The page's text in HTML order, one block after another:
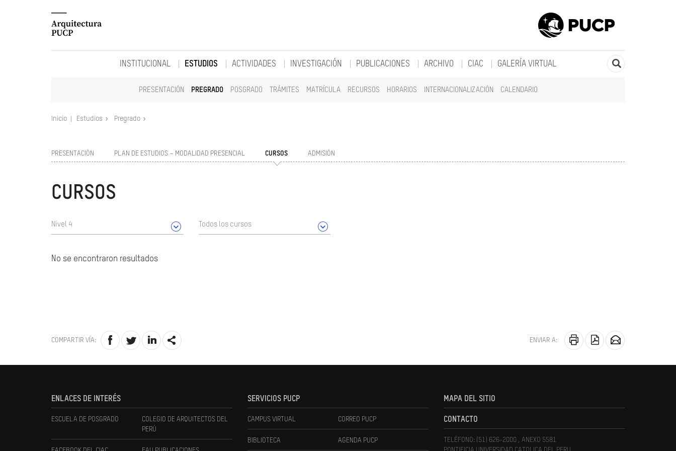
INSTITUCIONAL ESTUDIOS
PRESENTACIÓN PREGRADO POSGRADO TRÁMITES MATRÍCULA RECURSOS HORARIOS INTERNACIONALIZACIÓN CALENDARIO
ACTIVIDADES INVESTIGACIÓN PUBLICACIONES ARCHIVO CIAC GALERÍA VIRTUAL
Inicio Estudios Pregrado
PRESENTACIÓN PLAN DE ESTUDIOS – MODALIDAD PRESENCIAL CURSOS ADMISIÓN
CURSOS
Nivel 4 Todos los cursos
No se encontraron resultados
COMPARTIR VÍA: ENVIAR A:
ENLACES DE INTERÉS
ESCUELA DE POSGRADO
COLEGIO DE ARQUITECTOS DEL
PERÚ
SERVICIOS PUCP
CAMPUS VIRTUAL CORREO PUCP
BIBLIOTECA AGENDA PUCP
MAPA DEL SITIO
CONTACTO
TELÉFONO: (51) 626-2000 , ANEXO 5581